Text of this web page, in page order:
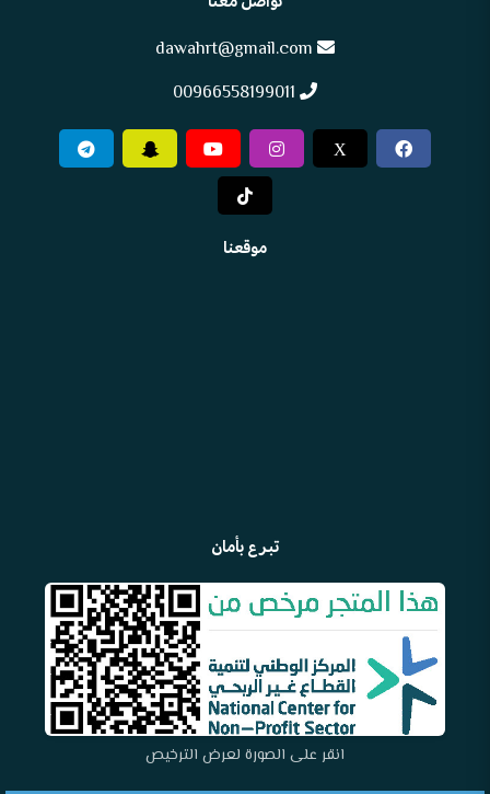
dawahrt@gmail.com
00966558199011
موقعنا
تبرع بأمان
انقر على الصورة لعرض الترخيص